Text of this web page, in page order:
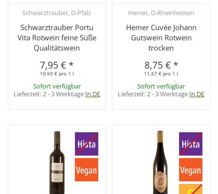
Schwarztrauber, D-Pfalz
Schwarztrauber Portu
Vita Rotwein feine Süße
Qualitätswein
7,95 € *
10,60 € pro 1 l
Sofort verfügbar
Lieferzeit:2 - 3 Werktage In DE
Hemer, D-Rheinhessen
Hemer Cuvée Johann
Gutswein Rotwein
trocken
8,75 € *
11,67 € pro 1 l
Sofort verfügbar
Lieferzeit:2 - 3 Werktage In DE